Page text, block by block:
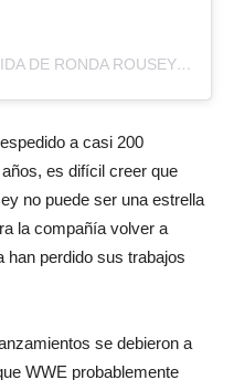
UNA PUBLICACIÓN COMPARTIDA DE RONDA ROUSEY (@RONDAROUSEY)
a casi 200
es difícil creer que
no puede ser una estrella
la compañía volver a
han perdido sus trabajos
se debieron a
WWE probablemente